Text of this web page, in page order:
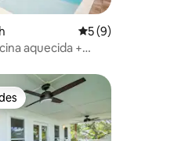
avaliações 5 de uma
5 (9)
aquecida +